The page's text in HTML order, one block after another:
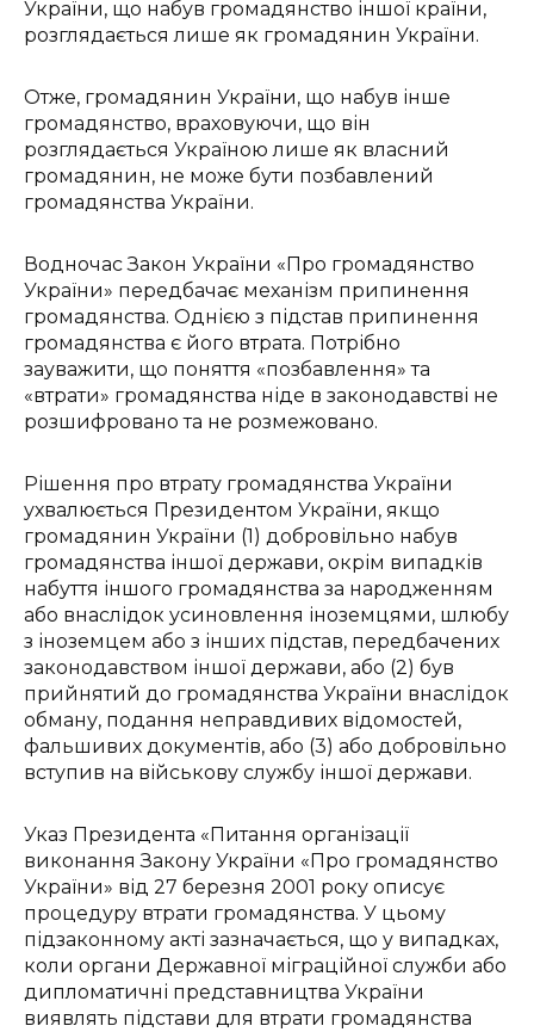
України, що набув громадянство іншої країни,
розглядається лише як громадянин України.
Отже, громадянин України, що набув інше
громадянство, враховуючи, що він
розглядається Україною лише як власний
громадянин, не може бути позбавлений
громадянства України.
Водночас Закон України «Про громадянство
України» передбачає механізм припинення
громадянства. Однією з підстав припинення
громадянства є його втрата. Потрібно
зауважити, що поняття «позбавлення» та
«втрати» громадянства ніде в законодавстві не
розшифровано та не розмежовано.
Рішення про втрату громадянства України
ухвалюється Президентом України, якщо
громадянин України (1) добровільно набув
громадянства іншої держави, окрім випадків
набуття іншого громадянства за народженням
або внаслідок усиновлення іноземцями, шлюбу
з іноземцем або з інших підстав, передбачених
законодавством іншої держави, або (2) був
прийнятий до громадянства України внаслідок
обману, подання неправдивих відомостей,
фальшивих документів, або (3) або добровільно
вступив на військову службу іншої держави.
Указ Президента «Питання організації
виконання Закону України «Про громадянство
України» від 27 березня 2001 року описує
процедуру втрати громадянства. У цьому
підзаконному акті зазначається, що у випадках,
коли органи Державної міграційної служби або
дипломатичні представництва України
виявлять підстави для втрати громадянства